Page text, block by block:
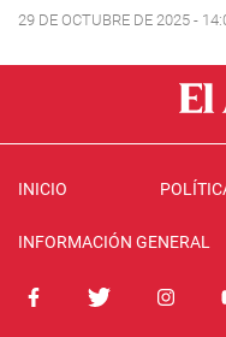
29 DE OCTUBRE DE 2025 -
INICIO
INFORMACIÓN GENERAL